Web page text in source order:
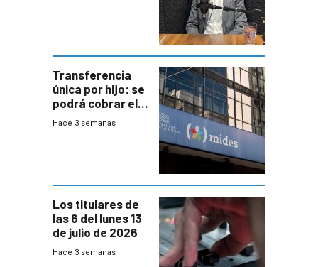
Transferencia
única por hijo: se
podrá cobrar el
100% en efectivo
Hace 3 semanas
Los titulares de
las 6 del lunes 13
de julio de 2026
Hace 3 semanas